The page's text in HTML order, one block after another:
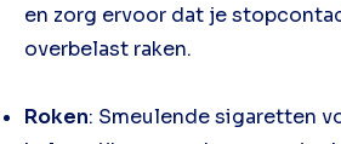
en zorg ervoor dat je
overbelast raken.
Roken: Smeulende sigaretten